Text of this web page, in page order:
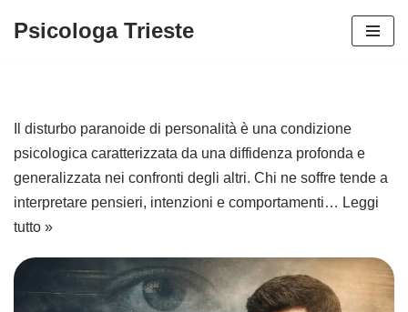
Psicologa Trieste
Il disturbo paranoide di personalità è una condizione
psicologica caratterizzata da una diffidenza profonda e
generalizzata nei confronti degli altri. Chi ne soffre tende a
interpretare pensieri, intenzioni e comportamenti… Leggi
tutto »